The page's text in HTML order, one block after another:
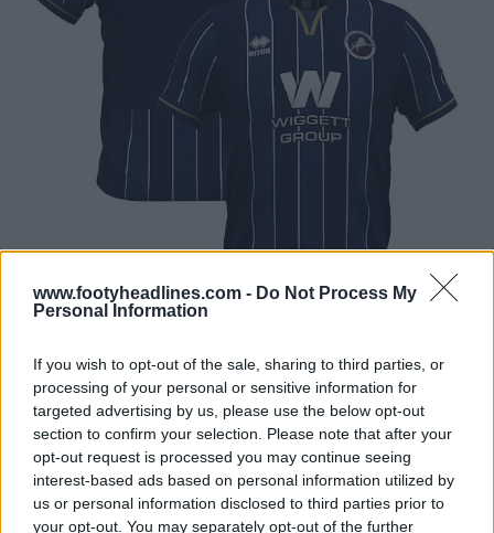
www.footyheadlines.com - Do Not Process My
Personal Information
If you wish to opt-out of the sale, sharing to third parties, or
processing of your personal or sensitive information for
targeted advertising by us, please use the below opt-out
section to confirm your selection. Please note that after your
opt-out request is processed you may continue seeing
interest-based ads based on personal information utilized by
us or personal information disclosed to third parties prior to
your opt-out. You may separately opt-out of the further